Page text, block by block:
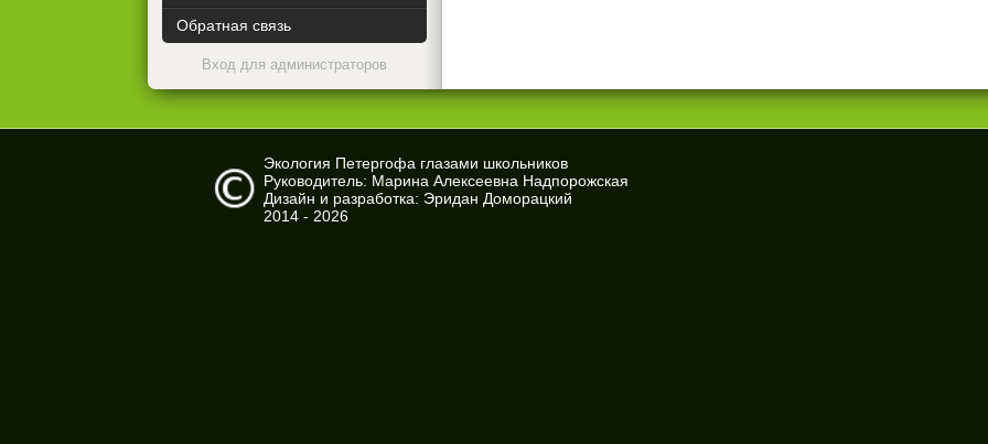
Обратная связь
Вход для администраторов
Экология Петергофа глазами школьников
Руководитель: Марина Алексеевна Надпорожская
Дизайн и разработка: Эридан Доморацкий
2014 - 2026